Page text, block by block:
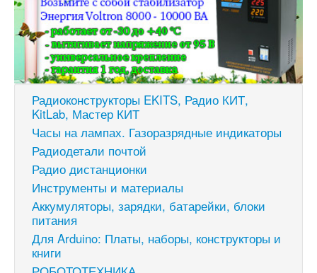
Радиоконструкторы EKITS, Радио КИТ,
KitLab, Мастер КИТ
Часы на лампах. Газоразрядные индикаторы
Радиодетали почтой
Радио дистанционки
Инструменты и материалы
Аккумуляторы, зарядки, батарейки, блоки
питания
Для Arduino: Платы, наборы, конструкторы и
книги